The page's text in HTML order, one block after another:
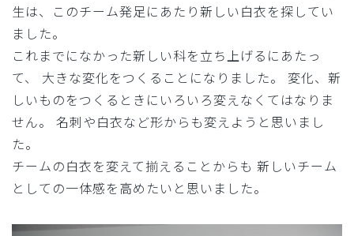
生は、このチーム発足にあたり新しい白衣を探してい
ました。
これまでになかった新しい科を立ち上げるにあたっ
て、 大きな変化をつくることになりました。 変化、新
しいものをつくるときにいろいろ変えなくてはなりま
せん。 名刺や白衣など形からも変えようと思いまし
た。
チームの白衣を変えて揃えることからも 新しいチーム
としての一体感を高めたいと思いました。